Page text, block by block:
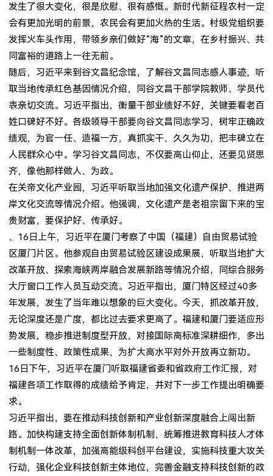
发生了很大变化，很是欣慰、很有感慨。新时代新征程农村一定
会有更加光明的前景，农民会有更加火热的生活。村级党组织要
发挥火车头作用，带领乡亲们做好“海”的文章，在乡村振兴、共
同富裕的道路上一往无前。
随后，习近平来到谷文昌纪念馆，了解谷文昌同志感人事迹，听
取当地传承红色基因情况介绍，同谷文昌干部学院教师、学员代
表亲切交流。习近平指出，衡量干部业绩好不好，关键要看老百
姓口碑好不好。各级领导干部要向谷文昌同志学习，树牢正确政
绩观，为官一任、造福一方，真抓实干、久久为功，把丰碑立在
人民群众心中。学习谷文昌同志，不仅要高山仰止，还要见贤思
齐，像他那样做人、为政。
在关帝文化产业园，习近平听取当地加强文化遗产保护、推进两
岸文化交流等情况介绍。他强调，文化遗产是老祖宗留下来的宝
贵财富，要保护好、传承好。
、16日上午，习近平在厦门考察了中国（福建）自由贸易试验
区厦门片区。他参观自由贸易试验区建设成果展，听取当地扩大
改革开放、探索海峡两岸融合发展新路等情况介绍，同综合服务
大厅窗口工作人员互动交流。习近平指出，厦门特区经过40多
年发展，发生了当年难以想象的巨大变化。今天，抓改革开放，
无论深度还是广度，都比过去要求更高了。福建和厦门要适应形
势发展，稳步推进制度型开放，对接国际高标准深耕细作，多出
一些制度性、政策性成果，为扩大高水平对外开放再立新功。
16日下午，习近平在厦门听取福建省委和省政府工作汇报，对
福建各项工作取得的成绩给予肯定，并对下一步工作提出明确要
求。
习近平指出，要在推动科技创新和产业创新深度融合上闯出新
路。加快构建支持全面创新体制机制，统筹推进教育科技人才体
制机制一体改革，加强高能级科创平台建设，实施科技重大攻关
行动，强化企业科技创新主体地位，完善金融支持科技创新的政